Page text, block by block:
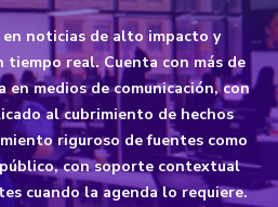
noticias de alto impacto y
real. Cuenta con más de
en medios de comunicación, con
al cubrimiento de hechos
riguroso de fuentes como
con soporte contextual
cuando la agenda lo requiere.